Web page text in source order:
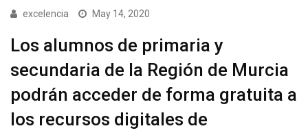
excelencia May 14, 2020
Los alumnos de primaria y
secundaria de la Región de Murcia
podrán acceder de forma gratuita a
los recursos digitales de